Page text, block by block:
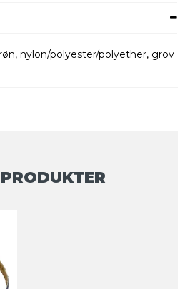
nylon/polyester/polyether, grov